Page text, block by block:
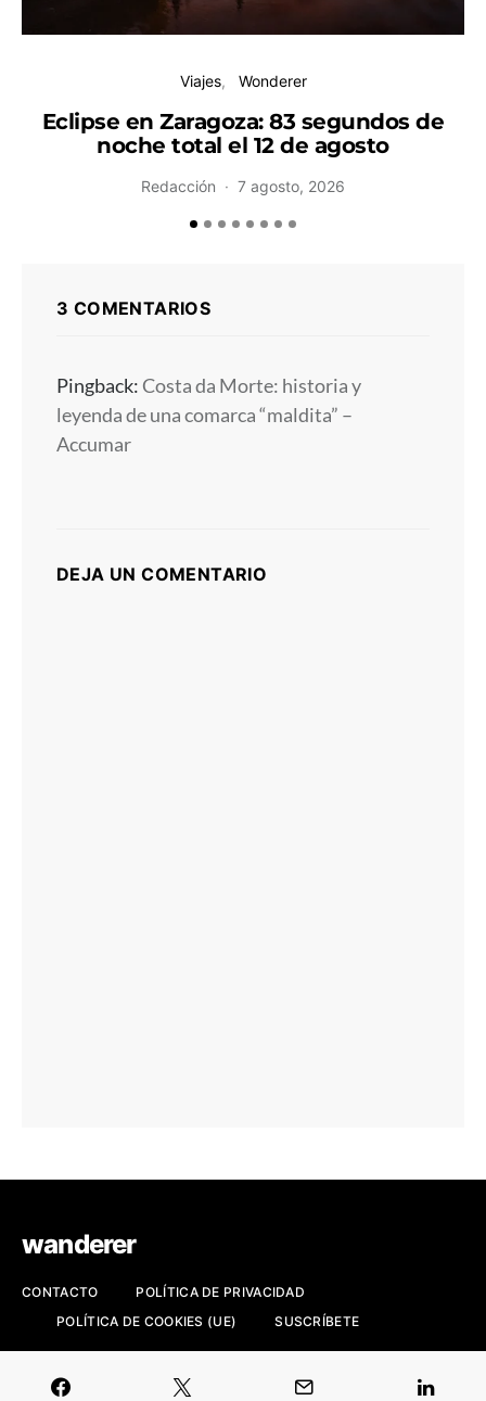
Viajes Wonderer
Eclipse en Zaragoza: 83 segundos de
noche total el 12 de agosto
Redacción 7 agosto, 2026
3 COMENTARIOS
Pingback:Costa da Morte: historia y
leyenda de una comarca “maldita” –
Accumar
DEJA UN COMENTARIO
wanderer
CONTACTO
POLÍTICA DE PRIVACIDAD
POLÍTICA DE COOKIES (UE)
SUSCRÍBETE